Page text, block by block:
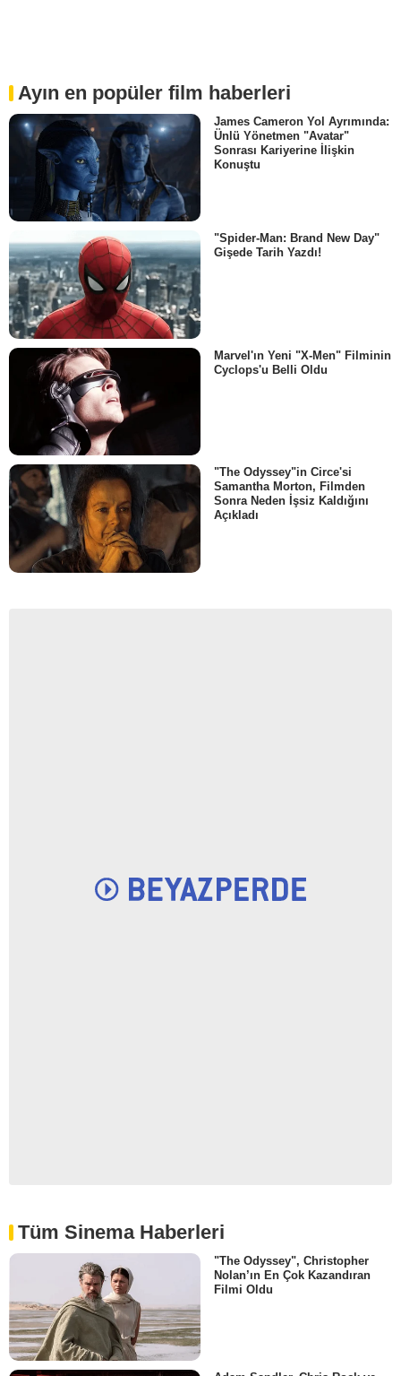
Ayın en popüler film haberleri
James Cameron Yol Ayrımında:
Ünlü Yönetmen "Avatar"
Sonrası Kariyerine İlişkin
Konuştu
"Spider-Man: Brand New Day"
Gişede Tarih Yazdı!
Marvel'ın Yeni "X-Men" Filminin
Cyclops'u Belli Oldu
"The Odyssey"in Circe'si
Samantha Morton, Filmden
Sonra Neden İşsiz Kaldığını
Açıkladı
Tüm Sinema Haberleri
"The Odyssey", Christopher
Nolan’ın En Çok Kazandıran
Filmi Oldu